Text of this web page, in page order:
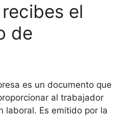
el
de
es un documento que
al trabajador
laboral. Es emitido por la